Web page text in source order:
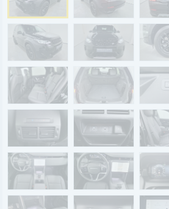
Aktionsfahrzeuge
AutoAbo
Gewerbekunden
Probefahrt
Mietwagen
Ankauf
WERKSTATTTERMIN
Teile & Zubehör